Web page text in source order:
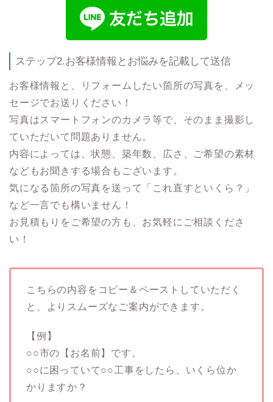
ステップ2.お客様情報とお悩みを記載して送信
お客様情報と、リフォームしたい箇所の写真を、メッ
セージでお送りください！
写真はスマートフォンのカメラ等で、そのまま撮影し
ていただいて問題ありません。
内容によっては、状態、築年数、広さ、ご希望の素材
などもお聞きする場合もございます。
気になる箇所の写真を送って「これ直すといくら？」
など一言でも構いません！
お見積もりをご希望の方も、お気軽にご相談くださ
い！
こちらの内容をコピー＆ペーストしていただく
と、よりスムーズなご案内ができます。
【例】
○○市の【お名前】です。
○○に困っていて○○工事をしたら、いくら位か
かりますか？